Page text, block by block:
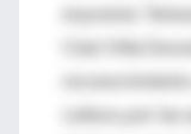
el premio
Club Villa
cultura, por las